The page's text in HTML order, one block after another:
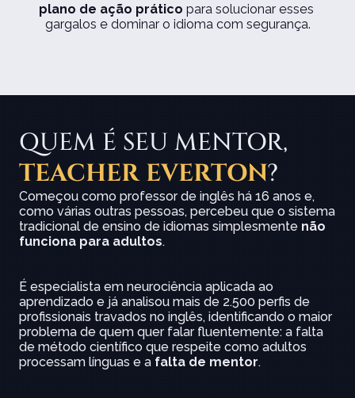
plano de ação prático para solucionar esses
gargalos e dominar o idioma com segurança.
QUEM É SEU MENTOR,
TEACHER EVERTON?
Começou como professor de inglês há 16 anos e,
como várias outras pessoas, percebeu que o sistema
tradicional de ensino de idiomas simplesmente não
funciona para adultos.
É especialista em neurociência aplicada ao
aprendizado e já analisou mais de 2.500 perfis de
profissionais travados no inglês, identificando o maior
problema de quem quer falar fluentemente: a falta
de método científico que respeite como adultos
processam línguas e a falta de mentor.